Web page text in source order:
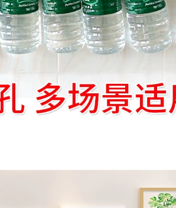
về phía
trace
dính
đục tường
câu
sức mạnh
mỏng